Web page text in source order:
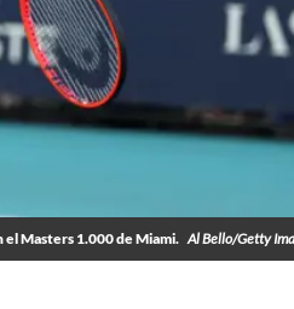
Masters 1.000 de Miami. Al Bello/Getty